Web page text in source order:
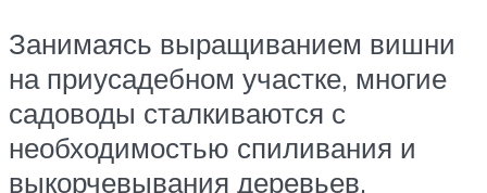
Занимаясь выращиванием вишни
на приусадебном участке, многие
садоводы сталкиваются с
необходимостью спиливания и
выкорчевывания деревьев.